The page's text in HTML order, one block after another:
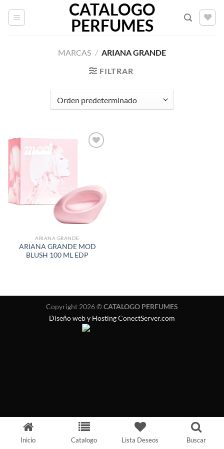
CATALOGO
PERFUMES
MARCAS / ARIANA GRANDE
FILTRAR
DESEOS
ARIANA GRANDE
ARIANA GRANDE MOD
BLUSH 100 ML EDP
Copyright 2026 ©CATALOGO PERFUMES
Diseño web y Hosting ConectServer.com
Inicio Catalogo Lista Deseos Buscar